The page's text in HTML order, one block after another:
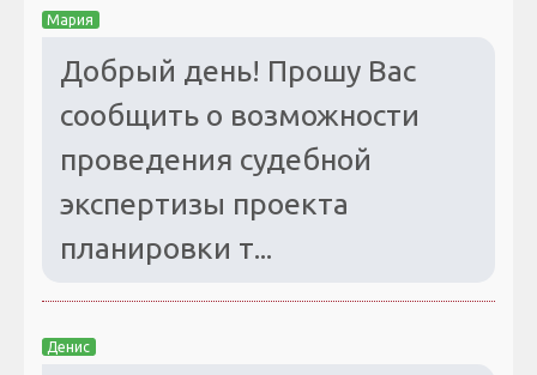
Мария
Добрый день! Прошу Вас
сообщить о возможности
проведения судебной
экспертизы проекта
планировки т...
Денис